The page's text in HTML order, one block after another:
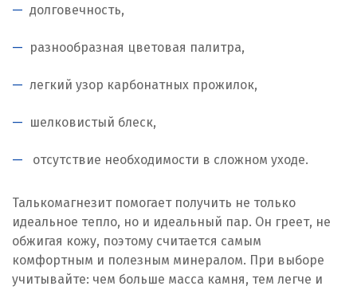
долговечность,
разнообразная цветовая палитра,
легкий узор карбонатных прожилок,
шелковистый блеск,
отсутствие необходимости в сложном уходе.
Талькомагнезит помогает получить не только
идеальное тепло, но и идеальный пар. Он греет, не
обжигая кожу, поэтому считается самым
комфортным и полезным минералом. При выборе
учитывайте: чем больше масса камня, тем легче и